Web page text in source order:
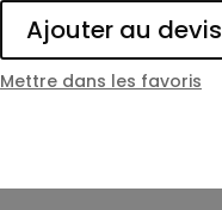
Ajouter au devis
Mettre dans les favoris